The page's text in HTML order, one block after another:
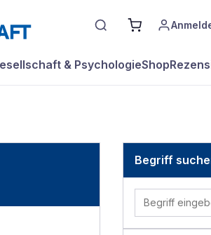
& PsychologieShop
Begriff